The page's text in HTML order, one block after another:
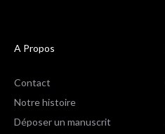
A Propos
Contact
Notre histoire
Déposer un manuscrit